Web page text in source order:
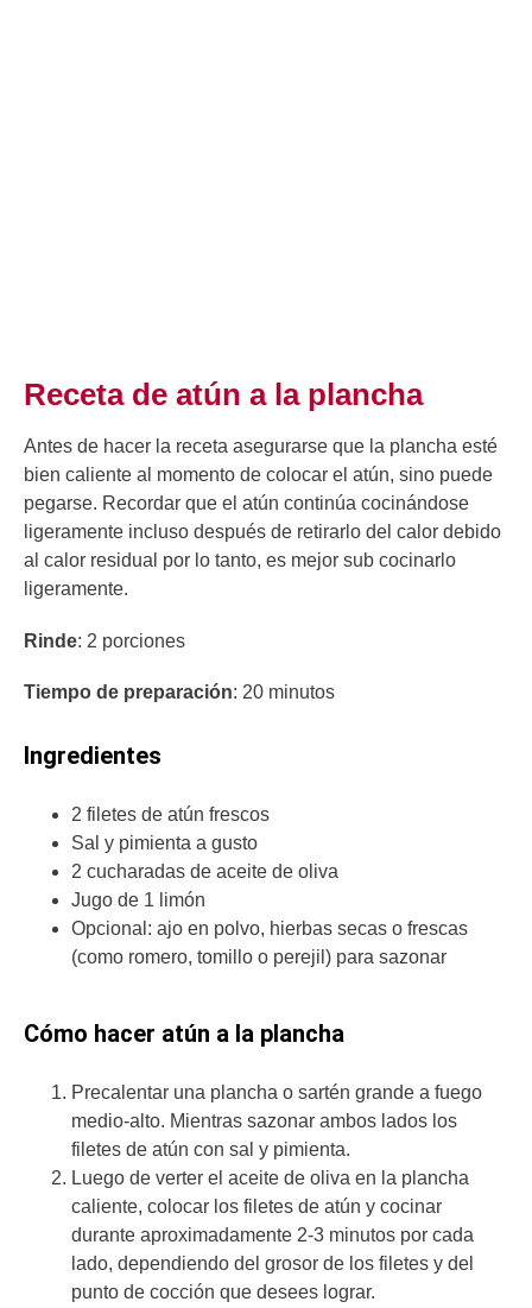
Receta de atún a la plancha
Antes de hacer la receta asegurarse que la plancha esté
bien caliente al momento de colocar el atún, sino puede
pegarse. Recordar que el atún continúa cocinándose
ligeramente incluso después de retirarlo del calor debido
al calor residual por lo tanto, es mejor sub cocinarlo
ligeramente.
Rinde: 2 porciones
Tiempo de preparación: 20 minutos
Ingredientes
2 filetes de atún frescos
Sal y pimienta a gusto
2 cucharadas de aceite de oliva
Jugo de 1 limón
Opcional: ajo en polvo, hierbas secas o frescas
(como romero, tomillo o perejil) para sazonar
Cómo hacer atún a la plancha
Precalentar una plancha o sartén grande a fuego
medio-alto. Mientras sazonar ambos lados los
filetes de atún con sal y pimienta.
Luego de verter el aceite de oliva en la plancha
caliente, colocar los filetes de atún y cocinar
durante aproximadamente 2-3 minutos por cada
lado, dependiendo del grosor de los filetes y del
punto de cocción que desees lograr.